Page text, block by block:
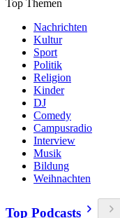
Top Themen
Nachrichten
Kultur
Sport
Politik
Religion
Kinder
DJ
Comedy
Campusradio
Interview
Musik
Bildung
Weihnachten
Top Podcasts